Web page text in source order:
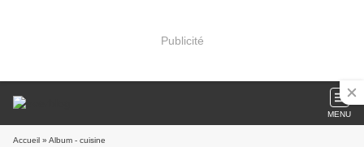
Publicité
MENU
Accueil » Album - cuisine